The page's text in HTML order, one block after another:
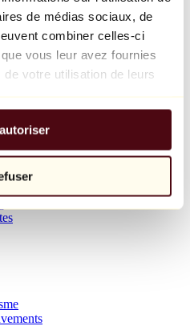
de médias sociaux, de
combiner celles-ci
vous leur avez fournies
votre utilisation de leurs